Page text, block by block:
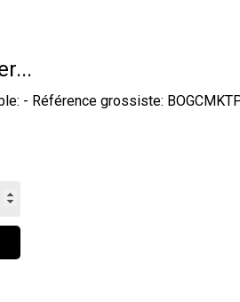
- Référence grossiste: